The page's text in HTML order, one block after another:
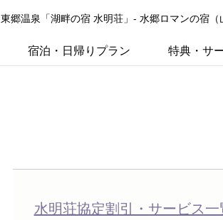
東郷温泉「湖畔の宿 水明荘」- 水郷ロマンの宿（
宿泊・日帰りプラン 特典・サ
水明荘協定割引・サービス一